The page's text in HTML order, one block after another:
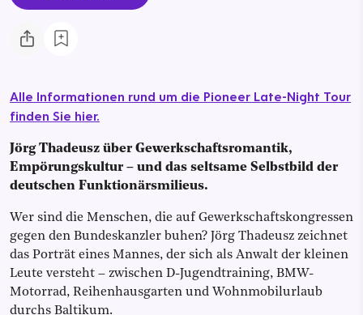
Alle Informationen rund um die Pioneer Late-Night Tour
finden Sie hier.
Jörg Thadeusz über Gewerkschaftsromantik,
Empörungskultur – und das seltsame Selbstbild der
deutschen Funktionärsmilieus.
Wer sind die Menschen, die auf Gewerkschaftskongressen
gegen den Bundeskanzler buhen? Jörg Thadeusz zeichnet
das Porträt eines Mannes, der sich als Anwalt der kleinen
Leute versteht – zwischen D-Jugendtraining, BMW-
Motorrad, Reihenhausgarten und Wohnmobilurlaub
durchs Baltikum.